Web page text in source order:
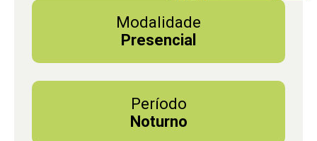
Modalidade
Presencial
Período
Noturno